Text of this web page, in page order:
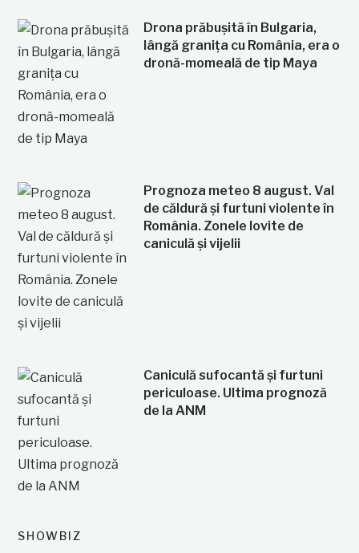
Drona prăbușită în Bulgaria,
lângă granița cu România, era o
dronă-momeală de tip Maya
Prognoza meteo 8 august. Val
de căldură și furtuni violente în
România. Zonele lovite de
caniculă și vijelii
Caniculă sufocantă și furtuni
periculoase. Ultima prognoză
de la ANM
SHOWBIZ